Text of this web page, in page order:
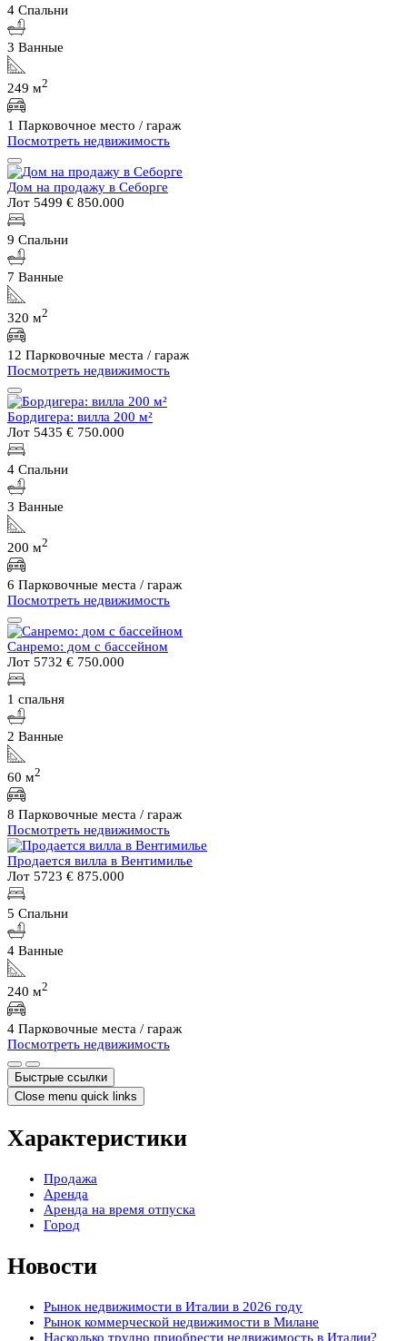
4 Спальни
3 Ванные
249 м2
1 Парковочное место / гараж
Посмотреть недвижимость
Дом на продажу в Себорге
Лот 5499 € 850.000
9 Спальни
7 Ванные
320 м2
12 Парковочные места / гараж
Посмотреть недвижимость
Бордигера: вилла 200 м²
Лот 5435 € 750.000
4 Спальни
3 Ванные
200 м2
6 Парковочные места / гараж
Посмотреть недвижимость
Санремо: дом с бассейном
Лот 5732 € 750.000
1 спальня
2 Ванные
60 м2
8 Парковочные места / гараж
Посмотреть недвижимость
Продается вилла в Вентимилье
Лот 5723 € 875.000
5 Спальни
4 Ванные
240 м2
4 Парковочные места / гараж
Посмотреть недвижимость
Быстрые ссылки
Close menu quick links
Характеристики
Продажа
Аренда
Аренда на время отпуска
Город
Новости
Рынок недвижимости в Италии в 2026 году
Рынок коммерческой недвижимости в Милане
Насколько трудно приобрести недвижимость в Италии?